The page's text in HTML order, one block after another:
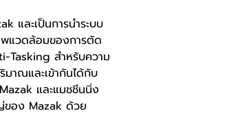
และเป็นการนำระบบ
แวดล้อมของการตัด
Tasking สำหรับความ
าณและเข้ากันได้กับ
และแมชชีนนิ่ง
ของ Mazak ด้วย